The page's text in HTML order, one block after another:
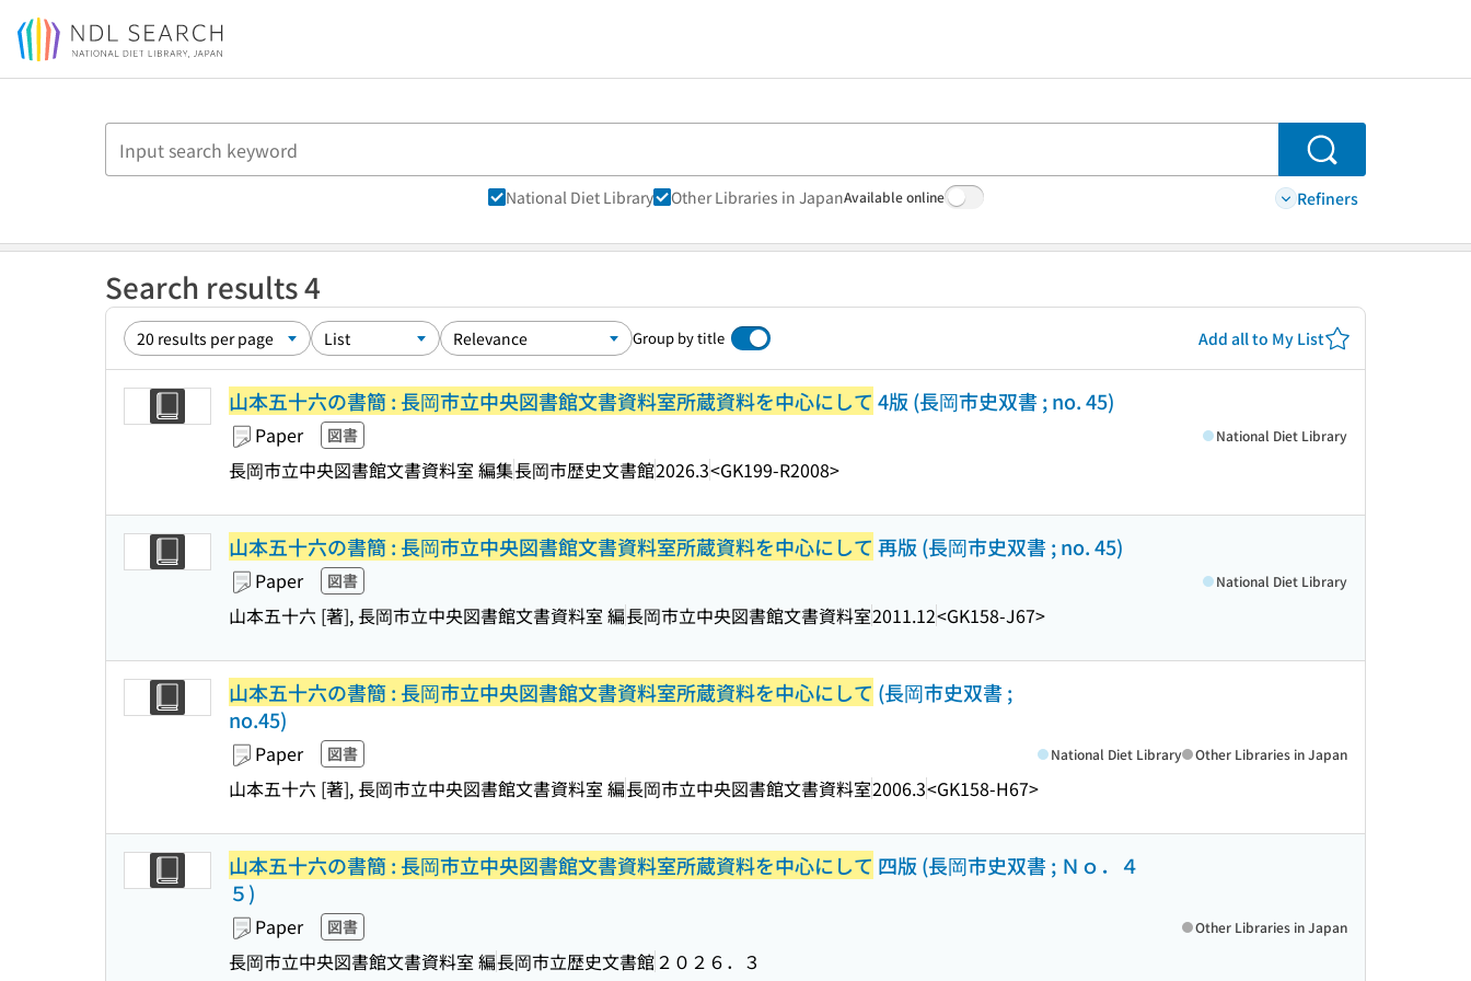
Jump to main content
Search
National Diet Library Other Libraries in JapanAvailable online Refiners
Search results 4
Group by title Add all to My List
山本五十六の書簡 : 長岡市立中央図書館文書資料室所蔵資料を中心にして 4版 (長岡市史双書 ; no. 45)
Paper 図書
長岡市立中央図書館文書資料室 編集長岡市歴史文書館2026.3<GK199-R2008>
National Diet Library
山本五十六の書簡 : 長岡市立中央図書館文書資料室所蔵資料を中心にして 再版 (長岡市史双書 ; no. 45)
Paper 図書
山本五十六 [著], 長岡市立中央図書館文書資料室 編長岡市立中央図書館文書資料室2011.12<GK158-J67>
National Diet Library
山本五十六の書簡 : 長岡市立中央図書館文書資料室所蔵資料を中心にして (長岡市史双書 ;
no.45)
Paper 図書
山本五十六 [著], 長岡市立中央図書館文書資料室 編長岡市立中央図書館文書資料室2006.3<GK158-H67>
National Diet Library Other Libraries in Japan
山本五十六の書簡 : 長岡市立中央図書館文書資料室所蔵資料を中心にして 四版 (長岡市史双書 ; Ｎｏ．４
５)
Paper 図書
長岡市立中央図書館文書資料室 編長岡市立歴史文書館 ２０２６．３
Other Libraries in Japan